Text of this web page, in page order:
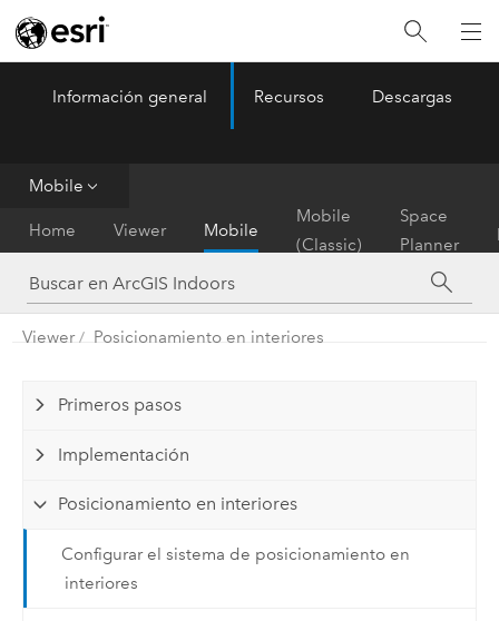
ArcGIS Indoors
Información general Recursos Descargas
Mobile
Home Viewer Mobile
Mobile
(Classic)
Space
Planner
Viewer Posicionamiento en interiores
Primeros pasos
Implementación
Posicionamiento en interiores
Configurar el sistema de posicionamiento en
interiores